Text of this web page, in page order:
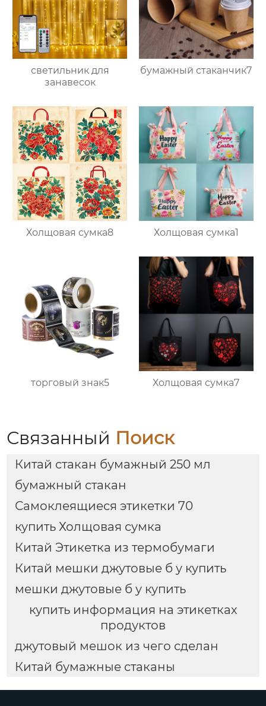
светильник для
занавесок
бумажный стаканчик7
Холщовая сумка8 Холщовая сумка1
торговый знак5 Холщовая сумка7
Связанный Поиск
Китай стакан бумажный 250 мл
бумажный стакан
Самоклеящиеся этикетки 70
купить Холщовая сумка
Китай Этикетка из термобумаги
Китай мешки джутовые б у купить
мешки джутовые б у купить
купить информация на этикетках
продуктов
джутовый мешок из чего сделан
Китай бумажные стаканы